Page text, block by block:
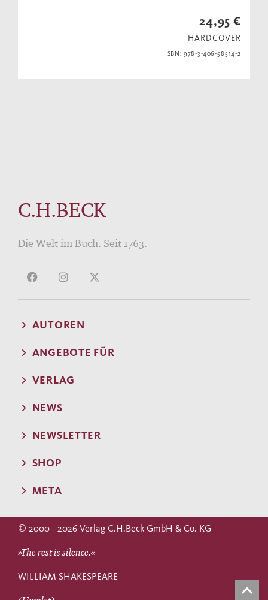
24,95 €
HARDCOVER
ISBN: 978-3-406-58514-2
C.H.BECK
Die Welt im Buch. Seit 1763.
AUTOREN
ANGEBOTE FÜR
VERLAG
NEWS
NEWSLETTER
SHOP
META
© 2000 - 2026 Verlag C.H.Beck GmbH & Co. KG
»The rest is silence.«
WILLIAM SHAKESPEARE